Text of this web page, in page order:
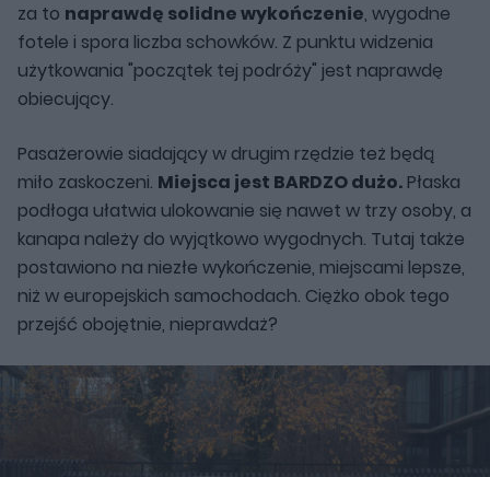
za to naprawdę solidne wykończenie, wygodne
fotele i spora liczba schowków. Z punktu widzenia
użytkowania "początek tej podróży" jest naprawdę
obiecujący.
Pasażerowie siadający w drugim rzędzie też będą
miło zaskoczeni. Miejsca jest BARDZO dużo. Płaska
podłoga ułatwia ulokowanie się nawet w trzy osoby, a
kanapa należy do wyjątkowo wygodnych. Tutaj także
postawiono na niezłe wykończenie, miejscami lepsze,
niż w europejskich samochodach. Ciężko obok tego
przejść obojętnie, nieprawdaż?